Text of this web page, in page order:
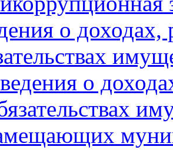
о доходах,
о